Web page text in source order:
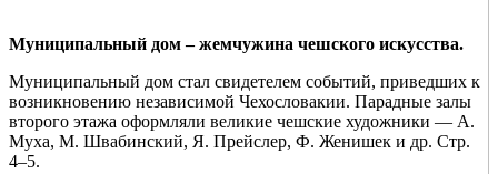
Муниципальный дом – жемчужина чешского искусства.
Муниципальный дом стал свидетелем событий, приведших к
возникновению независимой Чехословакии. Парадные залы
второго этажа оформляли великие чешские художники — А.
Муха, М. Швабинский, Я. Прейслер, Ф. Женишек и др. Стр.
4–5.